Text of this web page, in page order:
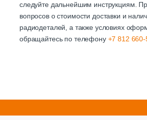
следуйте дальнейшим инструкциям.
вопросов о стоимости доставки и
радиодеталей, а также условиях
обращайтесь по телефону +7 812